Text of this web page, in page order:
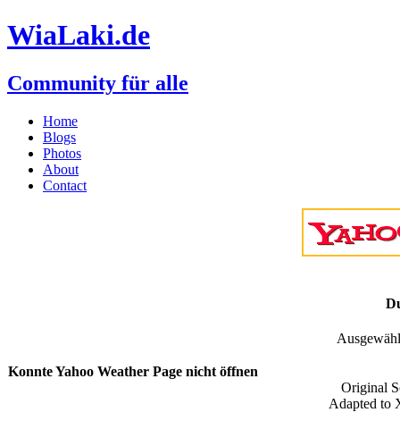
WiaLaki.de
Community für alle
Home
Blogs
Photos
About
Contact
Konnte Yahoo Weather Page nicht öffnen
Original
Adapted to